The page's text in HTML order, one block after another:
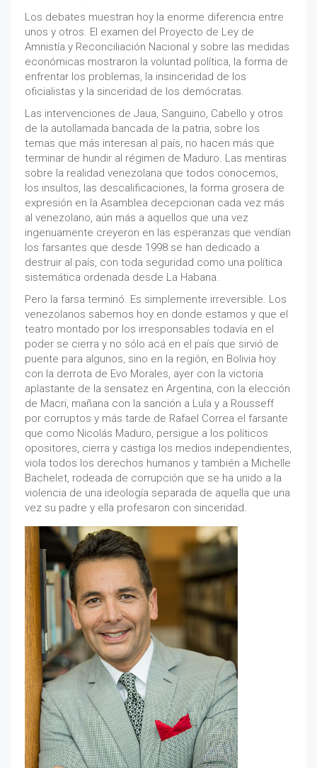
Los debates muestran hoy la enorme diferencia entre
unos y otros. El examen del Proyecto de Ley de
Amnistía y Reconciliación Nacional y sobre las medidas
económicas mostraron la voluntad política, la forma de
enfrentar los problemas, la insinceridad de los
oficialistas y la sinceridad de los demócratas.
Las intervenciones de Jaua, Sanguino, Cabello y otros
de la autollamada bancada de la patria, sobre los
temas que más interesan al país, no hacen más que
terminar de hundir al régimen de Maduro. Las mentiras
sobre la realidad venezolana que todos conocemos,
los insultos, las descalificaciones, la forma grosera de
expresión en la Asamblea decepcionan cada vez más
al venezolano, aún más a aquellos que una vez
ingenuamente creyeron en las esperanzas que vendían
los farsantes que desde 1998 se han dedicado a
destruir al país, con toda seguridad como una política
sistemática ordenada desde La Habana.
Pero la farsa terminó. Es simplemente irreversible. Los
venezolanos sabemos hoy en donde estamos y que el
teatro montado por los irresponsables todavía en el
poder se cierra y no sólo acá en el país que sirvió de
puente para algunos, sino en la región, en Bolivia hoy
con la derrota de Evo Morales, ayer con la victoria
aplastante de la sensatez en Argentina, con la elección
de Macri, mañana con la sanción a Lula y a Rousseff
por corruptos y más tarde de Rafael Correa el farsante
que como Nicolás Maduro, persigue a los políticos
opositores, cierra y castiga los medios independientes,
viola todos los derechos humanos y también a Michelle
Bachelet, rodeada de corrupción que se ha unido a la
violencia de una ideología separada de aquella que una
vez su padre y ella profesaron con sinceridad.